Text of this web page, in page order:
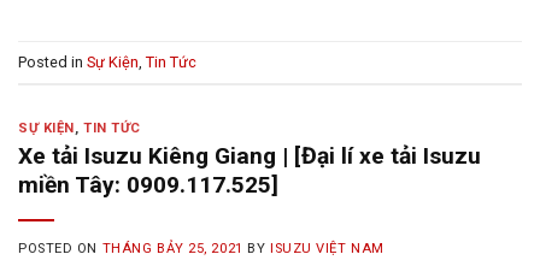
Posted in Sự Kiện Tin Tức
SỰ KIỆN ,TIN TỨC
Xe tải Isuzu Kiêng Giang | [Đại lí xe tải Isuzu
miền Tây: 0909.117.525]
POSTED ON THÁNG BẢY 25, 2021 BY ISUZU VIỆT NAM